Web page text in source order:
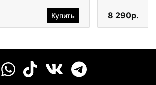
Купить 8 290р.